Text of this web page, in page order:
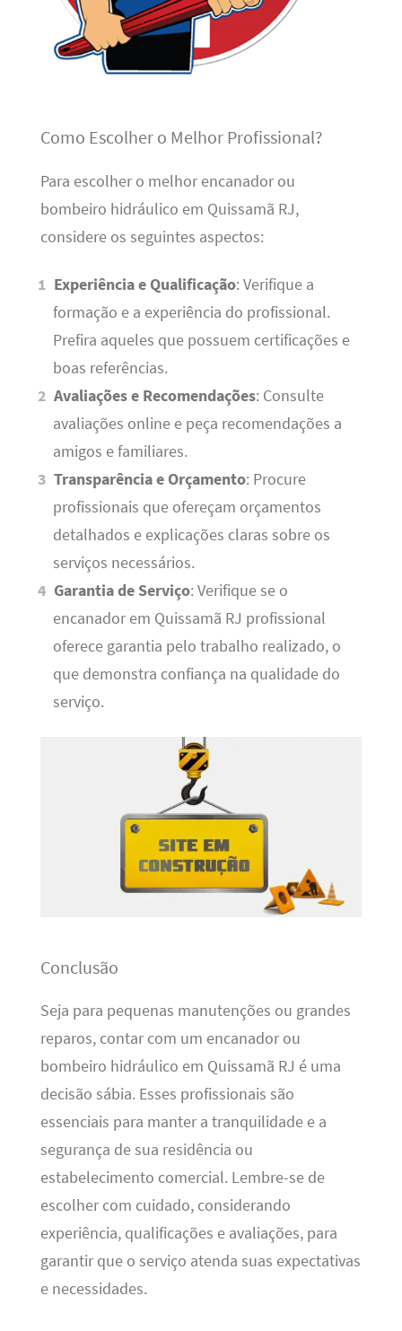
Como Escolher o Melhor Profissional?
Para escolher o melhor encanador ou
bombeiro hidráulico em Quissamã RJ,
considere os seguintes aspectos:
Experiência e Qualificação: Verifique a
formação e a experiência do profissional.
Prefira aqueles que possuem certificações e
boas referências.
Avaliações e Recomendações: Consulte
avaliações online e peça recomendações a
amigos e familiares.
Transparência e Orçamento: Procure
profissionais que ofereçam orçamentos
detalhados e explicações claras sobre os
serviços necessários.
Garantia de Serviço: Verifique se o
encanador em Quissamã RJ profissional
oferece garantia pelo trabalho realizado, o
que demonstra confiança na qualidade do
serviço.
Conclusão
Seja para pequenas manutenções ou grandes
reparos, contar com um encanador ou
bombeiro hidráulico em Quissamã RJ é uma
decisão sábia. Esses profissionais são
essenciais para manter a tranquilidade e a
segurança de sua residência ou
estabelecimento comercial. Lembre-se de
escolher com cuidado, considerando
experiência, qualificações e avaliações, para
garantir que o serviço atenda suas expectativas
e necessidades.